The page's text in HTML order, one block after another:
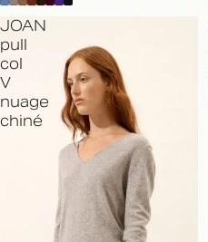
JOAN
pull
col
V
nuage
chiné